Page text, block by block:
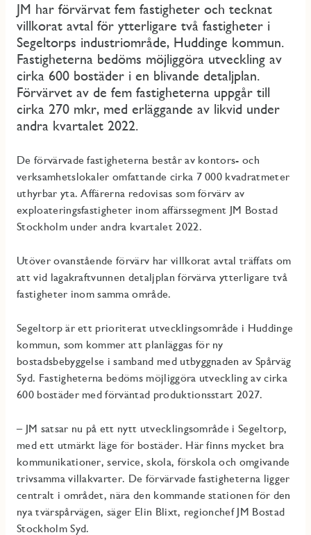
JM har förvärvat fem fastigheter och tecknat
villkorat avtal för ytterligare två fastigheter i
Segeltorps industriområde, Huddinge kommun.
Fastigheterna bedöms möjliggöra utveckling av
cirka 600 bostäder i en blivande detaljplan.
Förvärvet av de fem fastigheterna uppgår till
cirka 270 mkr, med erläggande av likvid under
andra kvartalet 2022.
De förvärvade fastigheterna består av kontors- och
verksamhetslokaler omfattande cirka 7 000 kvadratmeter
uthyrbar yta. Affärerna redovisas som förvärv av
exploateringsfastigheter inom affärssegment JM Bostad
Stockholm under andra kvartalet 2022.
Utöver ovanstående förvärv har villkorat avtal träffats om
att vid lagakraftvunnen detaljplan förvärva ytterligare två
fastigheter inom samma område.
Segeltorp är ett prioriterat utvecklingsområde i Huddinge
kommun, som kommer att planläggas för ny
bostadsbebyggelse i samband med utbyggnaden av Spårväg
Syd. Fastigheterna bedöms möjliggöra utveckling av cirka
600 bostäder med förväntad produktionsstart 2027.
– JM satsar nu på ett nytt utvecklingsområde i Segeltorp,
med ett utmärkt läge för bostäder. Här finns mycket bra
kommunikationer, service, skola, förskola och omgivande
trivsamma villakvarter. De förvärvade fastigheterna ligger
centralt i området, nära den kommande stationen för den
nya tvärspårvägen, säger Elin Blixt, regionchef JM Bostad
Stockholm Syd.